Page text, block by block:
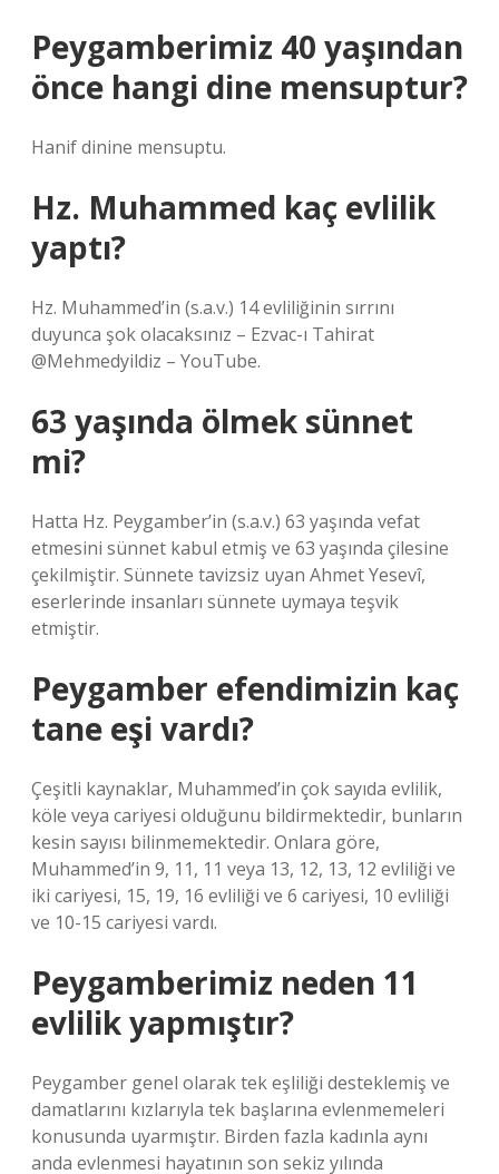
Peygamberimiz 40 yaşından
önce hangi dine mensuptur?
Hanif dinine mensuptu.
Hz. Muhammed kaç evlilik
yaptı?
Hz. Muhammed’in (s.a.v.) 14 evliliğinin sırrını
duyunca şok olacaksınız – Ezvac-ı Tahirat
@Mehmedyildiz – YouTube.
63 yaşında ölmek sünnet
mi?
Hatta Hz. Peygamber’in (s.a.v.) 63 yaşında vefat
etmesini sünnet kabul etmiş ve 63 yaşında çilesine
çekilmiştir. Sünnete tavizsiz uyan Ahmet Yesevî,
eserlerinde insanları sünnete uymaya teşvik
etmiştir.
Peygamber efendimizin kaç
tane eşi vardı?
Çeşitli kaynaklar, Muhammed’in çok sayıda evlilik,
köle veya cariyesi olduğunu bildirmektedir, bunların
kesin sayısı bilinmemektedir. Onlara göre,
Muhammed’in 9, 11, 11 veya 13, 12, 13, 12 evliliği ve
iki cariyesi, 15, 19, 16 evliliği ve 6 cariyesi, 10 evliliği
ve 10-15 cariyesi vardı.
Peygamberimiz neden 11
evlilik yapmıştır?
Peygamber genel olarak tek eşliliği desteklemiş ve
damatlarını kızlarıyla tek başlarına evlenmemeleri
konusunda uyarmıştır. Birden fazla kadınla aynı
anda evlenmesi hayatının son sekiz yılında